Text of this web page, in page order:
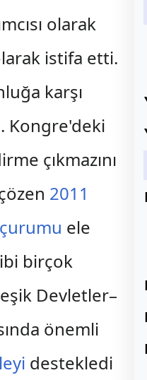
olarak
istifa etti.
karşı
Kongre'deki
çıkmazını
2011
ele
birçok
Devletler–
önemli
destekledi